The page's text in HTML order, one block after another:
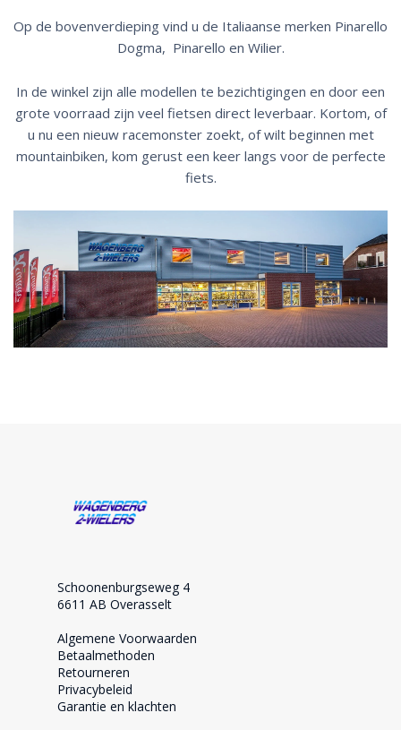
Op de bovenverdieping vind u de Italiaanse merken Pinarello
Dogma, Pinarello en Wilier.
In de winkel zijn alle modellen te bezichtigingen en door een
grote voorraad zijn veel fietsen direct leverbaar. Kortom, of
u nu een nieuw racemonster zoekt, of wilt beginnen met
mountainbiken, kom gerust een keer langs voor de perfecte
fiets.
Schoonenburgseweg 4
6611 AB Overasselt
Algemene Voorwaarden
Betaalmethoden
Retourneren
Privacybeleid
Garantie en klachten